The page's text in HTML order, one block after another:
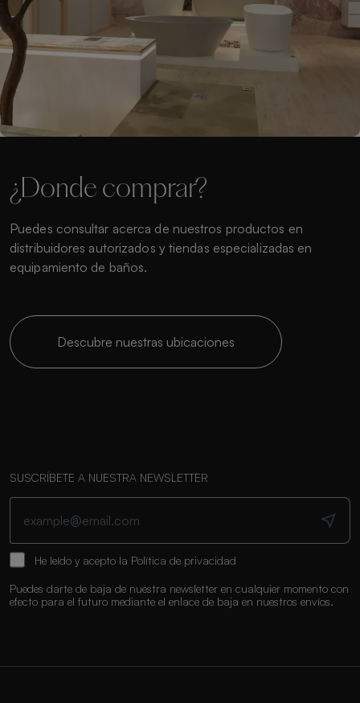
¿Donde comprar?
Puedes consultar acerca de nuestros productos en
distribuidores autorizados y tiendas especializadas en
equipamiento de baños.
Descubre nuestras ubicaciones
SUSCRÍBETE A NUESTRA NEWSLETTER
He leído y acepto la Política de privacidad
Puedes darte de baja de nuestra newsletter en cualquier momento con
efecto para el futuro mediante el enlace de baja en nuestros envíos.